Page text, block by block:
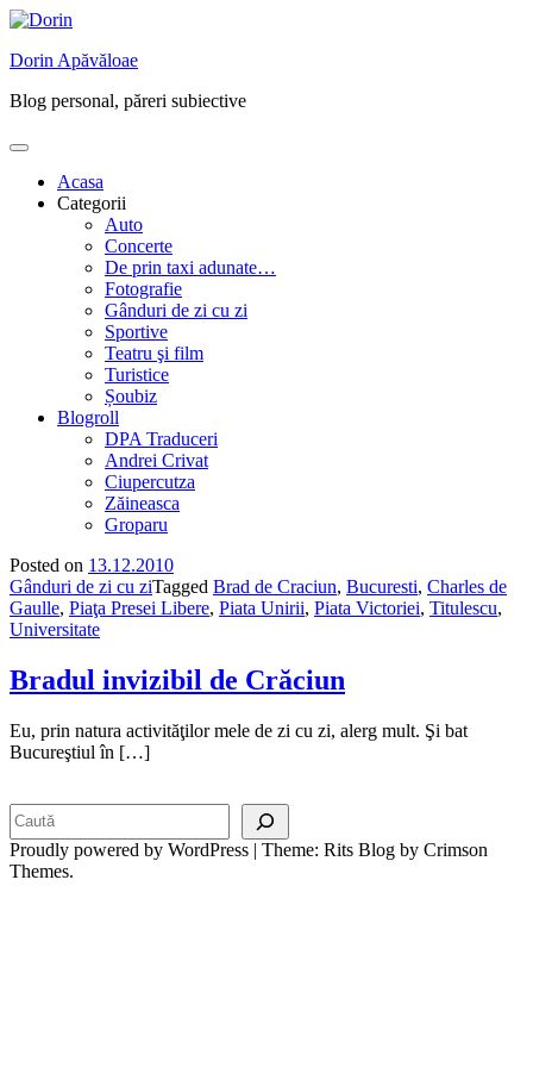
Skip
content
Dorin Apăvăloae
Blog personal, păreri subiective
Acasa
Categorii
Auto
Concerte
De prin taxi adunate…
Fotografie
Gânduri de zi cu zi
Sportive
Teatru şi film
Turistice
Șoubiz
Blogroll
DPA Traduceri
Andrei Crivat
Ciupercutza
Zăineasca
Groparu
Posted on 13.12.2010
Gânduri de zi cu ziTagged Brad de Craciun, Bucuresti, Charles de
Gaulle, Piaţa Presei Libere, Piata Unirii, Piata Victoriei, Titulescu,
Universitate
Bradul invizibil de Crăciun
Eu, prin natura activităţilor mele de zi cu zi, alerg mult. Şi bat
Bucureştiul în […]
Proudly powered by WordPress | Theme: Rits Blog by Crimson
Themes.